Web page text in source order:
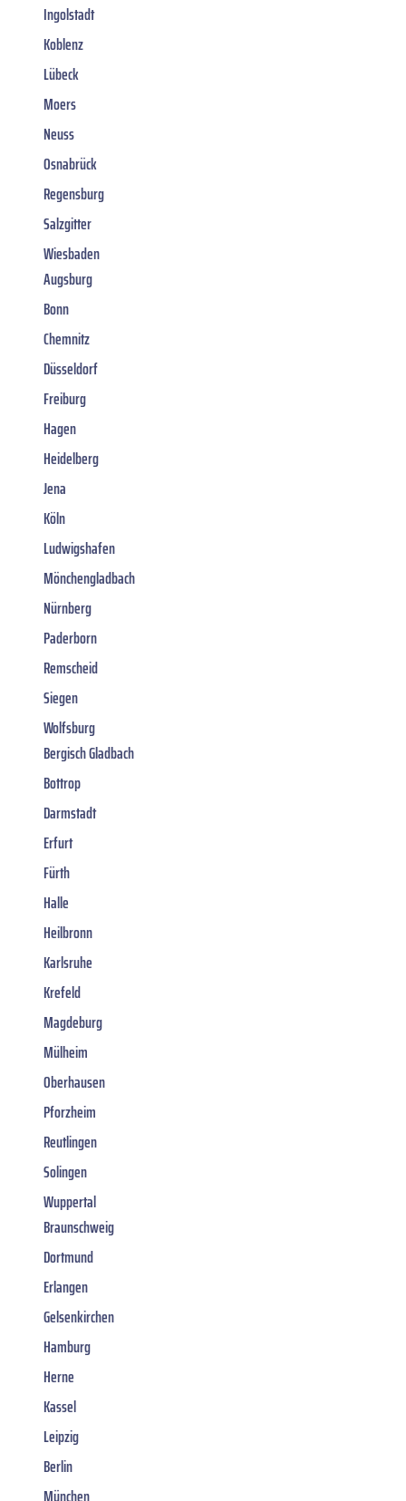
Ingolstadt
Koblenz
Lübeck
Moers
Neuss
Osnabrück
Regensburg
Salzgitter
Wiesbaden
Augsburg
Bonn
Chemnitz
Düsseldorf
Freiburg
Hagen
Heidelberg
Jena
Köln
Ludwigshafen
Mönchengladbach
Nürnberg
Paderborn
Remscheid
Siegen
Wolfsburg
Bergisch Gladbach
Bottrop
Darmstadt
Erfurt
Fürth
Halle
Heilbronn
Karlsruhe
Krefeld
Magdeburg
Mülheim
Oberhausen
Pforzheim
Reutlingen
Solingen
Wuppertal
Braunschweig
Dortmund
Erlangen
Gelsenkirchen
Hamburg
Herne
Kassel
Leipzig
Berlin